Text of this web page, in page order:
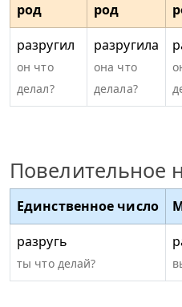
род
род
разругил
он что
делал?
разругила
она что
делала?
Повелительное
Единственное число
разругь
ты что делай?